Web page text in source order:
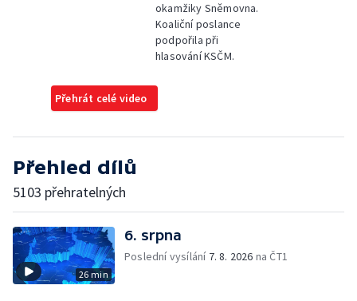
okamžiky Sněmovna.
Koaliční poslance
podpořila při
hlasování KSČM.
Přehrát celé video
Přehled dílů
5103 přehratelných
26 min
6. srpna
Poslední vysílání 7. 8. 2026 na ČT1